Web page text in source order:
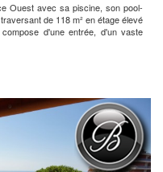
Ouest avec sa piscine, son pool-
de 118 m² en étage élevé
d'une entrée, d'un vaste